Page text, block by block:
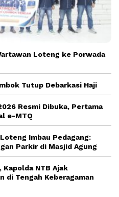
Loteng ke Porwada
Tutup Debarkasi Haji
Resmi Dibuka, Pertama
e-MTQ
Imbau Pedagang:
Parkir di Masjid Agung
NTB Ajak
di Tengah Keberagaman